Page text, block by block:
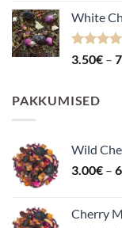
White
3.50€ –
PAKKUMISED
Wild
3.00€ –
Cherry